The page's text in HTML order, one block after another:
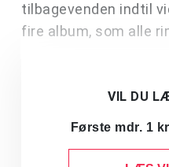
tilbagevenden indtil
fire album, som alle
VIL DU
Første mdr. 1